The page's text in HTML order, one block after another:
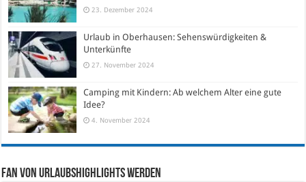
23. Dezember 2024
Urlaub in Oberhausen: Sehenswürdigkeiten &
Unterkünfte
27. November 2024
Camping mit Kindern: Ab welchem Alter eine gute
Idee?
4. November 2024
Fan von Urlaubshighlights werden